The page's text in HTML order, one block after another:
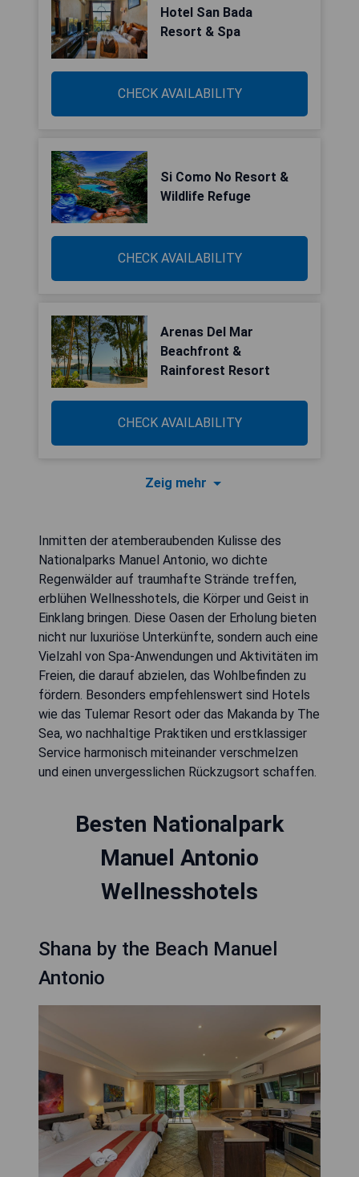
Hotel San Bada
Resort & Spa
CHECK AVAILABILITY
Si Como No Resort &
Wildlife Refuge
CHECK AVAILABILITY
Arenas Del Mar
Beachfront &
Rainforest Resort
CHECK AVAILABILITY
Zeig mehr
Inmitten der atemberaubenden Kulisse des
Nationalparks Manuel Antonio, wo dichte
Regenwälder auf traumhafte Strände treffen,
erblühen Wellnesshotels, die Körper und Geist in
Einklang bringen. Diese Oasen der Erholung bieten
nicht nur luxuriöse Unterkünfte, sondern auch eine
Vielzahl von Spa-Anwendungen und Aktivitäten im
Freien, die darauf abzielen, das Wohlbefinden zu
fördern. Besonders empfehlenswert sind Hotels
wie das Tulemar Resort oder das Makanda by The
Sea, wo nachhaltige Praktiken und erstklassiger
Service harmonisch miteinander verschmelzen
und einen unvergesslichen Rückzugsort schaffen.
Besten Nationalpark
Manuel Antonio
Wellnesshotels
Shana by the Beach Manuel
Antonio